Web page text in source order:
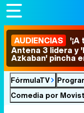
AUDIENCIAS
Antena 3 lidera y
Azkaban' pincha
FórmulaTV
Comedia por